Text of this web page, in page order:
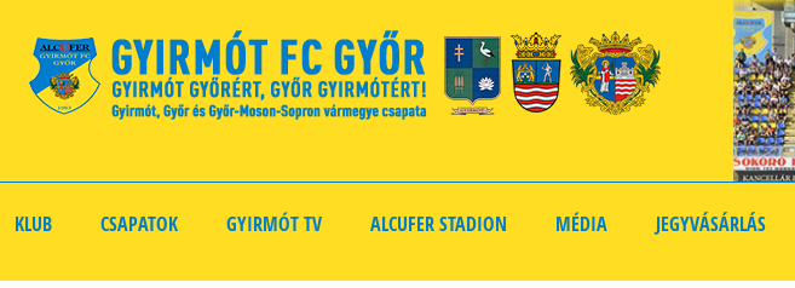
KLUB CSAPATOK GYIRMÓT TV ALCUFER STADION MÉDIA JEGYVÁSÁRLÁS